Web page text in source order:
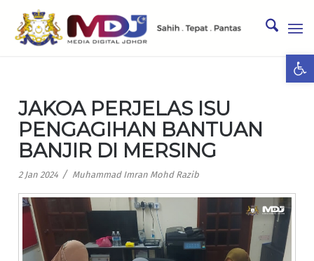
JAKOA PERJELAS ISU
PENGAGIHAN BANTUAN
BANJIR DI MERSING
2 Jan 2024 / Muhammad Imran Mohd Razib